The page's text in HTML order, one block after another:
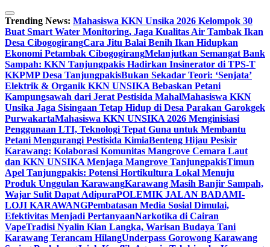
Skip
to
content
Trending News: Mahasiswa KKN Unsika 2026 Kelompok 30
Buat Smart Water Monitoring, Jaga Kualitas Air Tambak Ikan
Desa CibogogirangCara Jitu Balai Benih Ikan Hidupkan
Ekonomi Petambak CibogogirangMelanjutkan Semangat Bank
Sampah: KKN Tanjungpakis Hadirkan Insinerator di TPS-T
KKPMP Desa TanjungpakisBukan Sekadar Teori: ‘Senjata’
Elektrik & Organik KKN UNSIKA Bebaskan Petani
Kampungsawah dari Jerat Pestisida MahalMahasiswa KKN
Unsika Jaga Sisingaan Tetap Hidup di Desa Parakan Garokgek
PurwakartaMahasiswa KKN UNSIKA 2026 Menginisiasi
Penggunaan LTI, Teknologi Tepat Guna untuk Membantu
Petani Mengurangi Pestisida KimiaBenteng Hijau Pesisir
Karawang: Kolaborasi Komunitas Mangrove Cemara Laut
dan KKN UNSIKA Menjaga Mangrove TanjungpakisTimun
Apel Tanjungpakis: Potensi Hortikultura Lokal Menuju
Produk Unggulan KarawangKarawang Masih Banjir Sampah,
Wajar Sulit Dapat AdipuraPOLEMIK JALAN BADAMI-
LOJI KARAWANGPembatasan Media Sosial Dimulai,
Efektivitas Menjadi PertanyaanNarkotika di Cairan
VapeTradisi Nyalin Kian Langka, Warisan Budaya Tani
Karawang Terancam HilangUnderpass Gorowong Karawang